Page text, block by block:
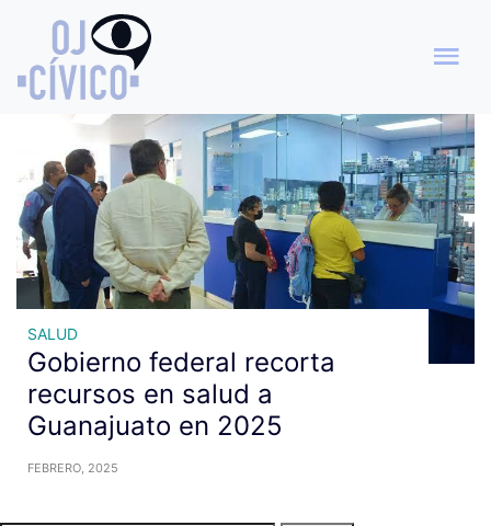
Archivo de etiquetas: FASSA
SALUD
Gobierno federal recorta
recursos en salud a
Guanajuato en 2025
FEBRERO, 2025